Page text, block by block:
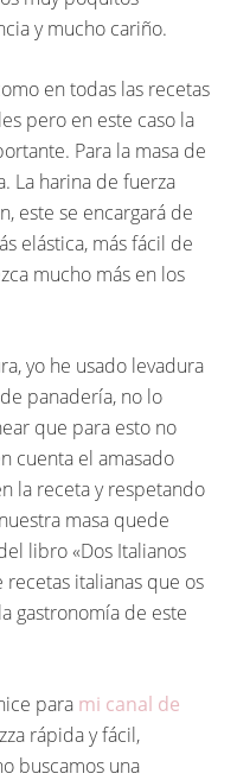
y mucho cariño.
en todas las recetas
pero en este caso la
Para la masa de
La harina de fuerza
este se encargará de
elástica, más fácil de
mucho más en los
yo he usado levadura
panadería, no lo
que para esto no
cuenta el amasado
la receta y respetando
masa quede
libro «Dos Italianos
italianas que os
gastronomía de este
para mi canal de
rápida y fácil,
buscamos una